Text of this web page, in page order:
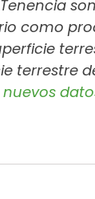
como
terrestre